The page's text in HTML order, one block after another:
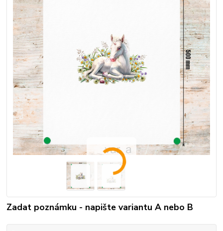
Zadat poznámku - napište variantu A nebo B